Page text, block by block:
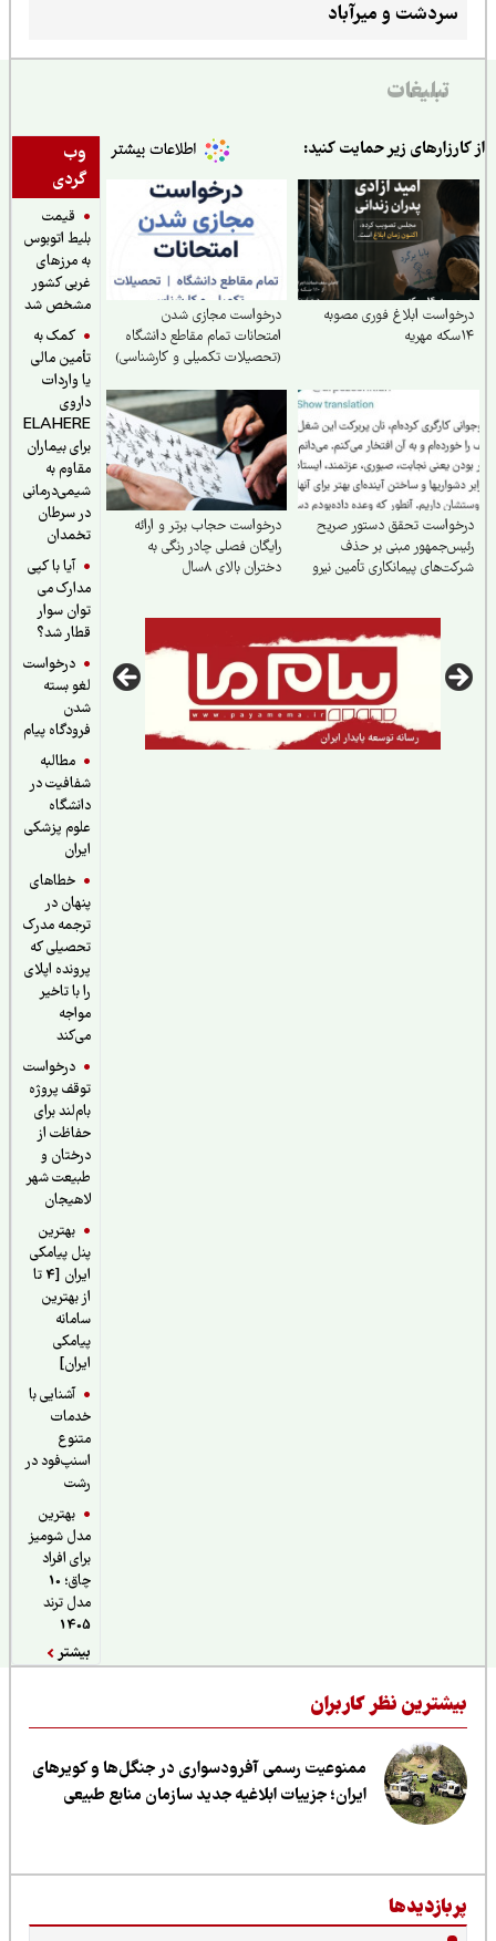
سردشت و میرآباد
تبلیغات
وب
گردی
قیمت
بلیط اتوبوس
به مرزهای
غربی کشور
مشخص شد
کمک به
تأمین مالی
یا واردات
داروی
ELAHERE
برای بیماران
مقاوم به
شیمی‌درمانی
در سرطان
تخمدان
آیا با کپی
مدارک می
توان سوار
قطار شد؟
درخواست
لغو بسته
فرودگاه پیام
مطالبه
شفافیت در
دانشگاه
علوم پزشکی
خطاهای
پنهان در
ترجمه مدرک
تحصیلی که
پرونده اپلای
را با تاخیر
درخواست
توقف پروژه
بام‌لند برای
حفاظت از
درختان و
طبیعت شهر
لاهیجان
بهترین
پنل پیامکی
ایران [4 تا
از بهترین
سامانه
پیامکی
آشنایی با
خدمات
اسنپ‌فود در
بهترین
مدل شومیز
برای افراد
چاق؛ 10
مدل ترند
زیر حمایت کنید:
ابلاغ فوری مصوبه
درخواست مجازی شدن
امتحانات تمام مقاطع دانشگاه
(تحصیلات تکمیلی و کارشناسی)
تحقق دستور صریح
مبنی بر حذف
پیمانکاری تأمین نیرو
درخواست حجاب برتر و ارائه
رایگان فصلی چادر رنگی به
دختران بالای ۸سال
نظر کاربران
ممنوعیت رسمی آفرودسواری در جنگل‌ها و کویرهای
ایران؛ جزییات ابلاغیه جدید سازمان منابع طبیعی